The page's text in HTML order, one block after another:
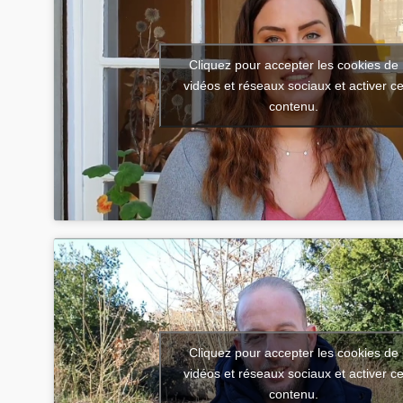
Cliquez pour accepter les cookies de
vidéos et réseaux sociaux et activer
contenu.
Cliquez pour accepter les cookies de
vidéos et réseaux sociaux et activer
contenu.